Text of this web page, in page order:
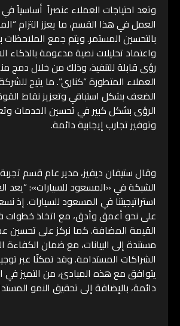
وتعد احتياجات العملاء عنصراً أساسياً
العمل في هذا القسم، ما يعزز التزام
بالتحسين المستمر. ويتم جمع
واعتماد تحليلات نصية مدعومة بالذكاء
رؤى قابلة للتنفيذ، وذلك من خلال دمج
العملاء المتطورة “كناري”. ما يتيح
الضعف بشكل استباقي وتعزيز نقاط
الرؤى بشكل كبير في تحسين الخدمات
وتوفير تجارب إيجابية دائمة.
وقال ستيفان ديفيز، مدير عام قسم
الشبكة في «المسعود للسيارات»: “يعد
استراتيجيتنا في المسعود للسيارات. إذ
على نحو أعمق وأدق، مع اتخاذ خطوات
القيمة المضافة. كما نركز على تحسين
مستندة إلى البيانات، مع ضمان الكفاءة
الشراكات المستدامة. وقد تمكنّا عبر
يتوافق مع هذه المبادئ، من التميز في
دائمة، بالإضافة إلى تحقيق النمو